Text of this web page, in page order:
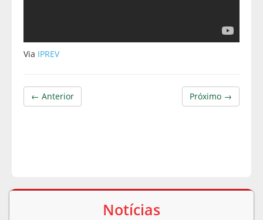
Via IPREV
Próximo →
← Anterior
Notícias